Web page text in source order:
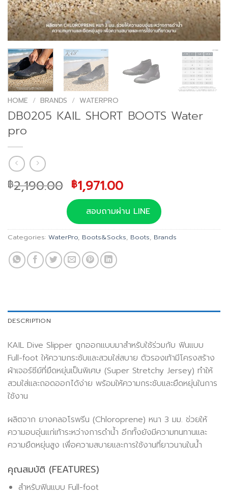
HOME / BRANDS / WATERPRO
DB0205 KAIL SHORT BOOTS Water
pro
฿2,190.00 Original
price
was:
฿2,190.00.
฿1,971.00Current
price
is:
฿1,971.00.
สอบถามผ่าน LINE
Categories: WaterPro, Boots&Socks, Boots, Brands
DESCRIPTION
KAIL Dive Slipper ถูกออกแบบมาสำหรับใช้ร่วมกับ ฟินแบบ
Full-foot ให้ความกระชับและสวมใส่สบาย ตัวรองเท้ามีโครงสร้าง
ผ้าเจอร์ซีย์ที่ยืดหยุ่นเป็นพิเศษ (Super Stretchy Jersey) ทำให้
สวมใส่และถอดออกได้ง่าย พร้อมให้ความกระชับและยืดหยุ่นในการ
ใช้งาน
ผลิตจาก ยางคลอโรพรีน (Chloroprene) หนา 3 มม. ช่วยให้
ความอบอุ่นแก่เท้าระหว่างการดำน้ำ อีกทั้งยังมีความทนทานและ
ความยืดหยุ่นสูง เพื่อความสบายและการใช้งานที่ยาวนานในน้ำ
คุณสมบัติ (FEATURES)
สำหรับฟินแบบ Full-foot